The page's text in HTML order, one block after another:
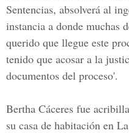
Sentencias, absolverá al
instancia a donde muchas
querido que llegue este
tenido que acosar a la
documentos del proceso'.
Bertha Cáceres fue
su casa de habitación en